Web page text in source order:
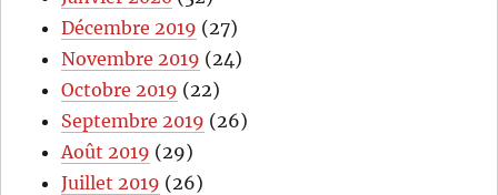
Décembre 2019 (27)
Novembre 2019 (24)
Octobre 2019 (22)
Septembre 2019 (26)
Août 2019 (29)
Juillet 2019 (26)